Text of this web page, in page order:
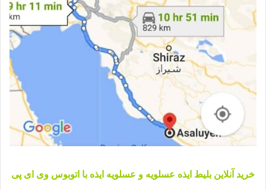
خرید آنلاین بلیط ایذه عسلویه و عسلویه ایذه با اتوبوس وی ای پی